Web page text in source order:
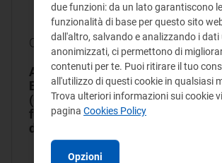
Conclusa
CIG:
BC17034EEB
Affidamento diretto al Consiglio
Europeo dei Regolatori
(CEER) per la partecipazione di un
funzionario della Direzione DSME
dell'Autorità ad un corso di
due funzioni: da un lato garantiscono le
funzionalità di base per questo sito
dall'altro, salvando e analizzando i dati
anonimizzati, ci permettono di
contenuti per te. Puoi ritirare il tuo
all'utilizzo di questi cookie in qualsiasi
Trova ulteriori informazioni sui cookie
pagina Cookies Policy
Opzioni